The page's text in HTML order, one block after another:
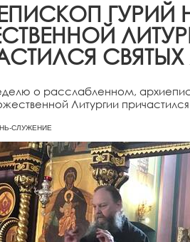
ГУРИЙ
о расслабленном,
Литургии причастился
СЛУЖЕНИЕ